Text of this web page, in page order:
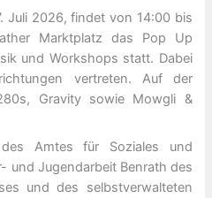
Juli 2026, findet von 14:00 bis
Marktplatz das Pop Up
und Workshops statt. Dabei
vertreten. Auf der
Gravity sowie Mowgli &
des Amtes für Soziales und
und Jugendarbeit Benrath des
und des selbstverwalteten